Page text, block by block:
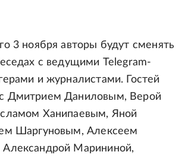
3 ноября авторы будут сменять
с ведущими Telegram-
и журналистами. Гостей
Дмитрием Даниловым, Верой
Ханипаевым, Яной
Шаргуновым, Алексеем
Марининой,